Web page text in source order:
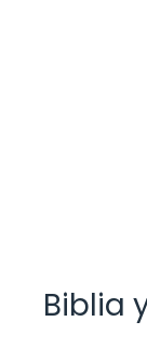
Biblia